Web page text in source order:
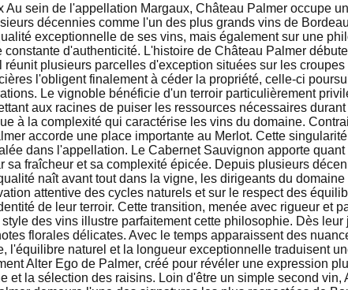
sein de l'appellation Margaux, Château Palmer occupe
décennies comme l'un des plus grands vins de
exceptionnelle de ses vins, mais également sur une
d'authenticité. L'histoire de Château Palmer
plusieurs parcelles d'exception situées sur les
l'obligent finalement à céder la propriété, celle-ci
Le vignoble bénéficie d'un terroir particulièrement
aux racines de puiser les ressources nécessaires
à la complexité qui caractérise les vins du domaine.
accorde une place importante au Merlot. Cette
dans l'appellation. Le Cabernet Sauvignon apporte
fraîcheur et sa complexité épicée. Depuis plusieurs
naît avant tout dans la vigne, les dirigeants du
attentive des cycles naturels et sur le respect des
de leur terroir. Cette transition, menée avec rigueur et
des vins illustre parfaitement cette philosophie. Dès
florales délicates. Avec le temps apparaissent des
l'équilibre naturel et la longueur exceptionnelle traduisent
Alter Ego de Palmer, créé pour révéler une expression
la sélection des raisins. Loin d'être un simple second